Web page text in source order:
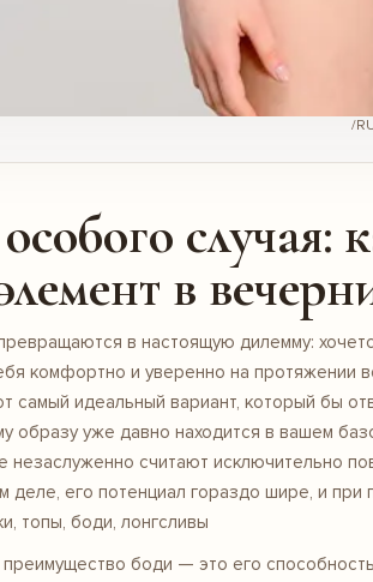
случая:
в
в настоящую дилемму:
комфортно и уверенно на протяжении
самый идеальный вариант, который бы
образу уже давно находится в вашем
незаслуженно считают исключительно
деле, его потенциал гораздо шире, и
топы, боди, лонгсливы
боди — это его